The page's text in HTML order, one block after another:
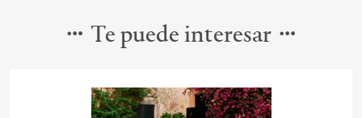
Te puede interesar